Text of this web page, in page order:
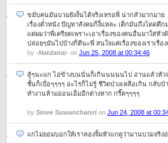
ขมับคนมันบวมยังงั้นได้จริงเหรอพี่ น่ากลัวมากมาย
เรื่องตั๋วหนัง ปัญหาสังคมก็งี้แหละ เด็กมันถึงโดดตึก
แต่ผมว่าพี่เครียดเพราะเอาเรื่องของคนอื่นมาใส่หัว
ปล่อยๆมันไปบ้างก็ดีนะพี่ สนใจแค่เรื่องของเราเรื่อง
by -Natdanai- on Jun 25, 2008 at 00:34:46
สู้ๆนะแก ไอ่ข้างบนนั่นก็เกินนนนนไป อ่านแล้วหัว
ชั้นก็เบื่อๆๆๆๆ อะไรก็ไม่รู้ ชีวิตป่วงเหลือเกิน กลับ
ทำงานห้ามออนเอ็มอีกต่างหาก กรี๊ดๆๆๆๆ
by Sinee Suwanchais​ri on Jun 24, 2008 at
แกไม่ยอมบอกให้เราลองจิ้มหัวแกดูว่ามานบวมจริง